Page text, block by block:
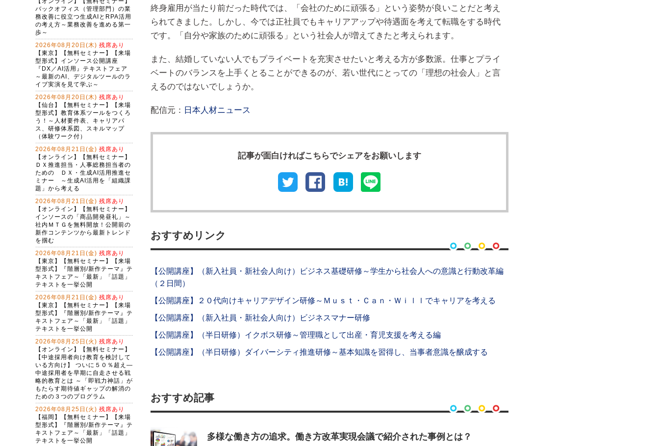
終身雇用が当たり前だった時代では、「会社のために頑張る」という姿勢が良いことだと考え
られてきました。しかし、今では正社員でもキャリアアップや待遇面を考えて転職をする時代
です。「自分や家族のために頑張る」という社会人が増えてきたと考えられます。
また、結婚していない人でもプライベートを充実させたいと考える方が多数派。仕事とプライ
ベートのバランスを上手くとることができるのが、若い世代にとっての「理想の社会人」と言
えるのではないでしょうか。
配信元： 日本人材ニュース
記事が⾯⽩ければこちらでシェアをお願いします
おすすめリンク
【公開講座】（新入社員・新社会人向け）ビジネス基礎研修～学生から社会人への意識と行動改革編
（２日間）
【公開講座】２０代向けキャリアデザイン研修～Ｍｕｓｔ・Ｃａｎ・Ｗｉｌｌでキャリアを考える
【公開講座】（新入社員・新社会人向け）ビジネスマナー研修
【公開講座】（半日研修）イクボス研修～管理職として出産・育児支援を考える編
【公開講座】（半日研修）ダイバーシティ推進研修～基本知識を習得し、当事者意識を醸成する
おすすめ記事
多様な働き方の追求。働き方改革実現会議で紹介された事例とは？